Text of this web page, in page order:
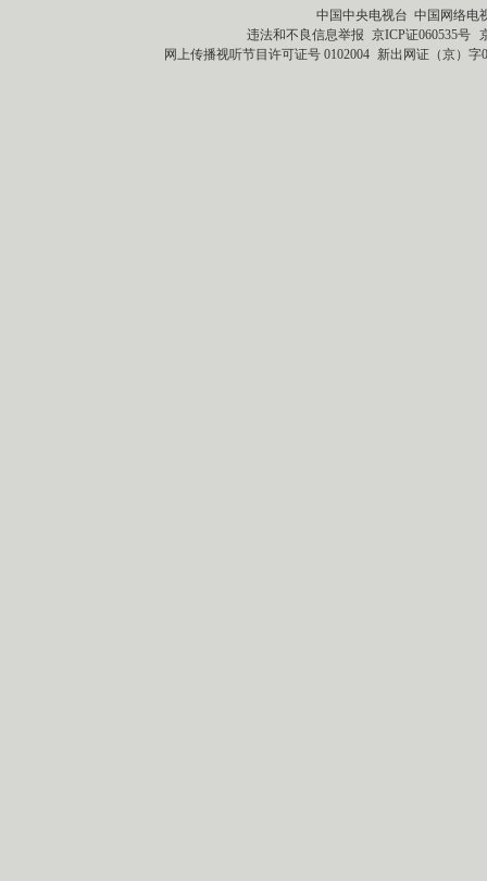
中国中央电视台 中国网络电
违法和不良信息举报 京ICP证060535号
网上传播视听节目许可证号 0102004 新出网证（京）